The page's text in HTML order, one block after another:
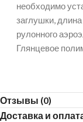
необходимо
заглушки,
рулонного
Глянцевое
Отзывы (0)
Доставка и